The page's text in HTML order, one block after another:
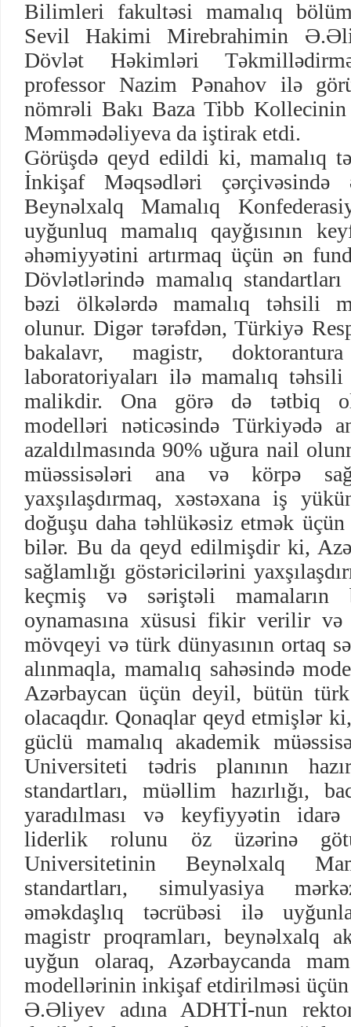
Bilimleri fakultəsi mamalıq
Sevil Hakimi Mirebrahimin
Dövlət Həkimləri
professor Nazim Pənahov ilə
nömrəli Bakı Baza Tibb
Məmmədəliyeva da iştirak etdi.
Görüşdə qeyd edildi ki, mamalıq
İnkişaf Məqsədləri
Beynəlxalq Mamalıq
uyğunluq mamalıq qayğısının
əhəmiyyətini artırmaq üçün ən
Dövlətlərində mamalıq
bəzi ölkələrdə mamalıq təhsili
olunur. Digər tərəfdən, Türkiyə
bakalavr, magistr,
laboratoriyaları ilə mamalıq
malikdir. Ona görə də tətbiq
modelləri nəticəsində Türkiyədə
azaldılmasında 90% uğura nail
müəssisələri ana və körpə
yaxşılaşdırmaq, xəstəxana iş
doğuşu daha təhlükəsiz etmək
bilər. Bu da qeyd edilmişdir ki,
sağlamlığı göstəricilərini
keçmiş və səriştəli
oynamasına xüsusi fikir verilir və
mövqeyi və türk dünyasının ortaq
alınmaqla, mamalıq sahəsində
Azərbaycan üçün deyil, bütün
olacaqdır. Qonaqlar qeyd etmişlər
güclü mamalıq akademik
Universiteti tədris planının
standartları, müəllim hazırlığı,
yaradılması və keyfiyyətin
liderlik rolunu öz üzərinə
Universitetinin Beynəlxalq
standartları, simulyasiya
əməkdaşlıq təcrübəsi ilə
magistr proqramları, beynəlxalq
uyğun olaraq, Azərbaycanda
modellərinin inkişaf etdirilməsi
Ə.Əliyev adına ADHTİ-nun